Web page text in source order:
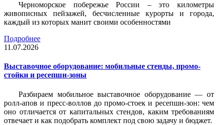
Черноморское побережье России – это километры
живописных пейзажей, бесчисленные курорты и города,
каждый из которых манит своими особенностями
Подробнее
11.07.2026
Выставочное оборудование: мобильные стенды, промо-
стойки и ресепшн-зоны
Разбираем мобильное выставочное оборудование — от
ролл-апов и пресс-воллов до промо-стоек и ресепшн-зон: чем
оно отличается от капитальных стендов, каким требованиям
отвечает и как подобрать комплект под свою задачу и бюджет.